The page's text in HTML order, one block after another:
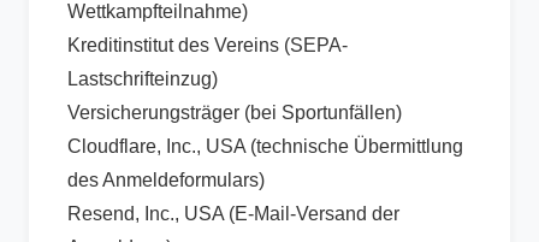
Wettkampfteilnahme)
Kreditinstitut des Vereins (SEPA-
Lastschrifteinzug)
Versicherungsträger (bei Sportunfällen)
Cloudflare, Inc., USA (technische Übermittlung
des Anmeldeformulars)
Resend, Inc., USA (E-Mail-Versand der